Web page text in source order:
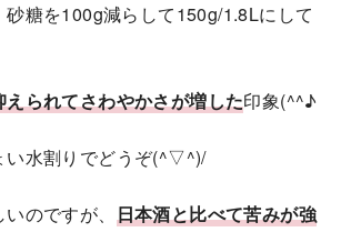
砂糖を100g減らして150g/1.8Lにして
えられてさわやかさが増した印象(^^♪
い水割りでどうぞ(^▽^)/
のですが、 日本酒と比べて苦みが強